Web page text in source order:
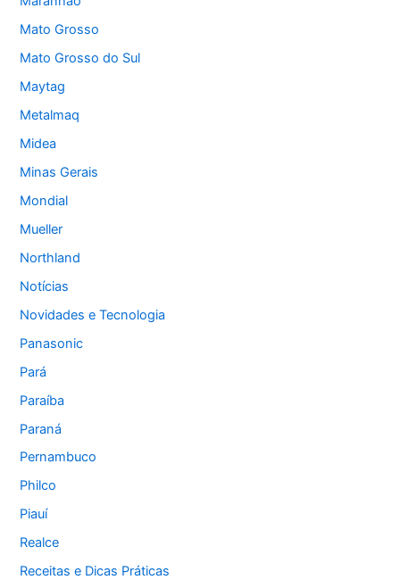
Mato Grosso
Mato Grosso do Sul
Maytag
Metalmaq
Midea
Minas Gerais
Mondial
Mueller
Northland
Notícias
Novidades e Tecnologia
Panasonic
Pará
Paraíba
Paraná
Pernambuco
Philco
Piauí
Realce
Receitas e Dicas Práticas